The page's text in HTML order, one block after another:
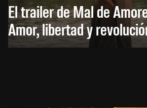
El trailer de Mal de
Amor, libertad y